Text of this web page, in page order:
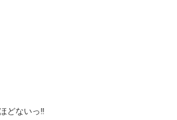
どないっ‼️